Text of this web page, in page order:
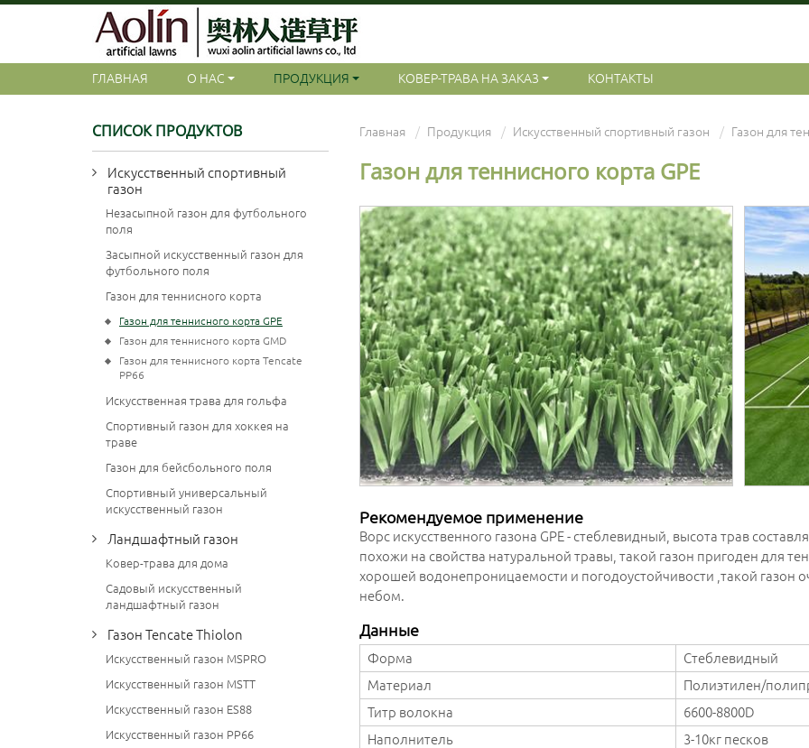
ГЛАВНАЯ О НАС ПРОДУКЦИЯ КОВЕР-ТРАВА НА ЗАКАЗ КОНТАКТЫ
Главная Продукция Искусственный спортивный газон Газон для
Газон для теннисного корта GPE
Рекомендуемое применение
Ворс искусственного газона GPE - стеблевидный, высота трав
похожи на свойства натуральной травы, такой газон пригоден для
хорошей водонепроницаемости и погодоустойчивости ,такой
небом.
Данные
Форма
Стеблевидный
Материал
Полиэтилен/
Титр волокна
6600-8800D
Наполнитель
3-10кг песков
СПИСОК ПРОДУКТОВ
Искусственный спортивный
газон
Незасыпной газон для футбольного
поля
Засыпной искусственный газон для
футбольного поля
Газон для теннисного корта
Газон для теннисного корта GPE
Газон для теннисного корта GMD
Газон для теннисного корта Tencate
PP66
Искусственная трава для гольфа
Спортивный газон для хоккея на
траве
Газон для бейсбольного поля
Спортивный универсальный
искусственный газон
Ландшафтный газон
Ковер-трава для дома
Садовый искусственный
ландшафтный газон
Газон Tencate Thiolon
Искусственный газон MSPRO
Искусственный газон MSTT
Искусственный газон ES88
Искусственный газон PP66